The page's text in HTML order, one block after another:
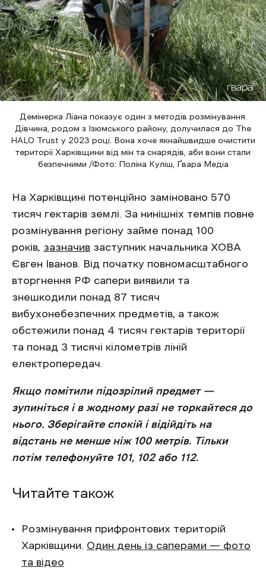
Демінерка Ліана показує один з методів розмінування.
Дівчина, родом з Ізюмського району, долучилася до The
HALO Trust у 2023 році. Вона хоче якнайшвидше очистити
території Харківщини від мін та снарядів, аби вони стали
безпечними /Фото: Поліна Куліш, Ґвара Медіа
На Харківщині потенційно заміновано 570
тисяч гектарів землі. За нинішніх темпів повне
розмінування регіону займе понад 100
років, зазначив заступник начальника ХОВА
Євген Іванов. Від початку повномасштабного
вторгнення РФ сапери виявили та
знешкодили понад 87 тисяч
вибухонебезпечних предметів, а також
обстежили понад 4 тисяч гектарів території
та понад 3 тисячі кілометрів ліній
електропередач.
Якщо помітили підозрілий предмет —
зупиніться і в жодному разі не торкайтеся до
нього. Зберігайте спокій і відійдіть на
відстань не менше ніж 100 метрів. Тільки
потім телефонуйте 101, 102 або 112.
Читайте також
Розмінування прифронтових територій
Харківщини. Один день із саперами — фото
та відео